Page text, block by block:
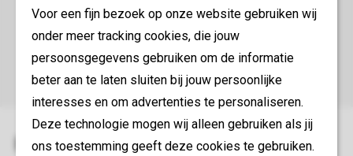
Voor een fijn bezoek op onze website gebruiken wij
onder meer tracking cookies, die jouw
persoonsgegevens gebruiken om de informatie
beter aan te laten sluiten bij jouw persoonlijke
interesses en om advertenties te personaliseren.
Deze technologie mogen wij alleen gebruiken als jij
ons toestemming geeft deze cookies te gebruiken.
de ramasser les draps.